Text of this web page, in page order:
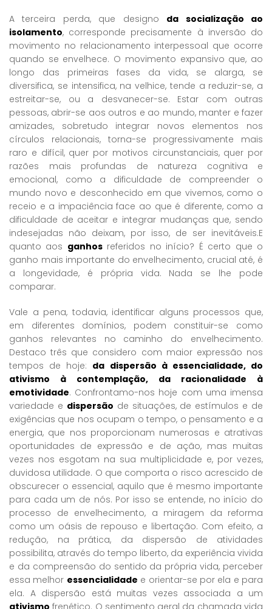
A terceira perda, que designo da socialização ao
isolamento, corresponde precisamente à inversão do
movimento no relacionamento interpessoal que ocorre
quando se envelhece. O movimento expansivo que, ao
longo das primeiras fases da vida, se alarga, se
diversifica, se intensifica, na velhice, tende a reduzir-se, a
estreitar-se, ou a desvanecer-se. Estar com outras
pessoas, abrir-se aos outros e ao mundo, manter e fazer
amizades, sobretudo integrar novos elementos nos
círculos relacionais, torna-se progressivamente mais
raro e difícil, quer por motivos circunstanciais, quer por
razões mais profundas de natureza cognitiva e
emocional, como a dificuldade de compreender o
mundo novo e desconhecido em que vivemos, como o
receio e a impaciência face ao que é diferente, como a
dificuldade de aceitar e integrar mudanças que, sendo
indesejadas não deixam, por isso, de ser inevitáveis.E
quanto aos ganhosreferidos no início? É certo que o
ganho mais importante do envelhecimento, crucial até, é
a longevidade, é própria vida. Nada se lhe pode
comparar.
Vale a pena, todavia, identificar alguns processos que,
em diferentes domínios, podem constituir-se como
ganhos relevantes no caminho do envelhecimento.
Destaco três que considero com maior expressão nos
tempos de hoje: da dispersão à essencialidade, do
ativismo à contemplação, da racionalidade à
emotividade. Confrontamo-nos hoje com uma imensa
variedade e dispersão de situações, de estímulos e de
exigências que nos ocupam o tempo, o pensamento e a
energia, que nos proporcionam numerosas e atrativas
oportunidades de expressão e de ação, mas muitas
vezes nos esgotam na sua multiplicidade e, por vezes,
duvidosa utilidade. O que comporta o risco acrescido de
obscurecer o essencial, aquilo que é mesmo importante
para cada um de nós. Por isso se entende, no início do
processo de envelhecimento, a miragem da reforma
como um oásis de repouso e libertação. Com efeito, a
redução, na prática, da dispersão de atividades
possibilita, através do tempo liberto, da experiência vivida
e da compreensão do sentido da própria vida, perceber
essa melhor essencialidade e orientar-se por ela e para
ela. A dispersão está muitas vezes associada a um
ativismo frenético. O sentimento geral da chamada vida